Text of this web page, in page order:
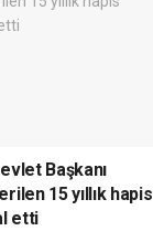
Başkanı
15 yıllık hapis
etti